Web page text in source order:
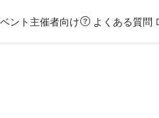
ント主催者向け よくある質問